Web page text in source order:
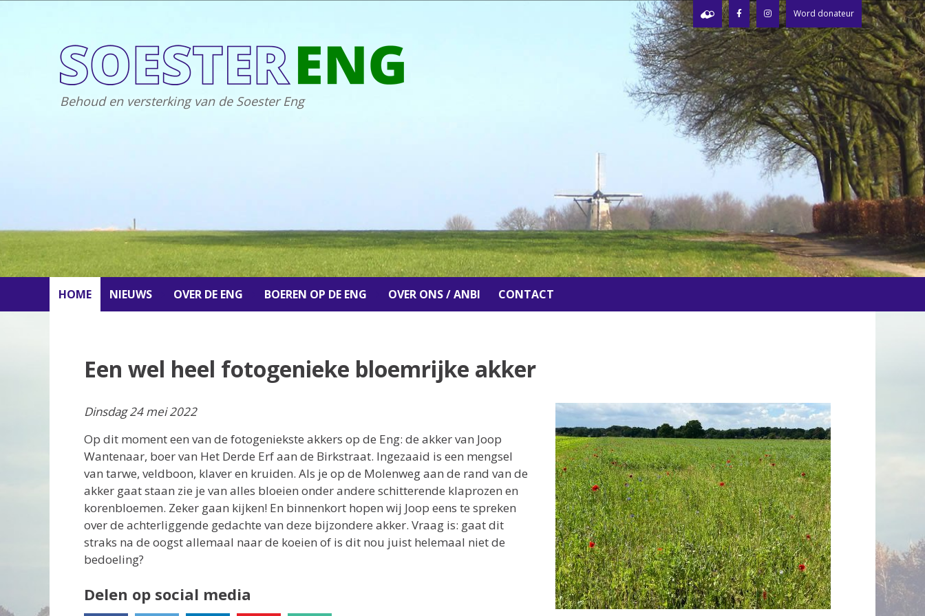
Word donateur
Behoud en versterking van de Soester Eng
HOME NIEUWS OVER DE ENG BOEREN OP DE ENG OVER ONS / ANBI CONTACT
Een wel heel fotogenieke bloemrijke akker
Dinsdag 24 mei 2022
Op dit moment een van de fotogeniekste akkers op de Eng: de akker van Joop
Wantenaar, boer van Het Derde Erf aan de Birkstraat. Ingezaaid is een mengsel
van tarwe, veldboon, klaver en kruiden. Als je op de Molenweg aan de rand van de
akker gaat staan zie je van alles bloeien onder andere schitterende klaprozen en
korenbloemen. Zeker gaan kijken! En binnenkort hopen wij Joop eens te spreken
over de achterliggende gedachte van deze bijzondere akker. Vraag is: gaat dit
straks na de oogst allemaal naar de koeien of is dit nou juist helemaal niet de
bedoeling?
Delen op social media